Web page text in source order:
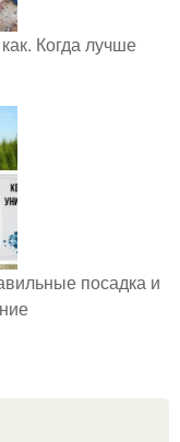
Когда лучше
посадка и